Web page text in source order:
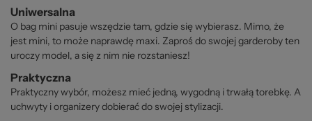
Uniwersalna
O bag mini pasuje wszędzie tam, gdzie się wybierasz. Mimo, że
jest mini, to może naprawdę maxi. Zaproś do swojej garderoby ten
uroczy model, a się z nim nie rozstaniesz!
Praktyczna
Praktyczny wybór, możesz mieć jedną, wygodną i trwałą torebkę. A
uchwyty i organizery dobierać do swojej stylizacji.